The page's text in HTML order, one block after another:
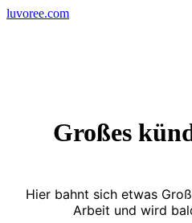
Skip
luvoree.com
Großes
Hier bahnt sich etwas
Arbeit und wird